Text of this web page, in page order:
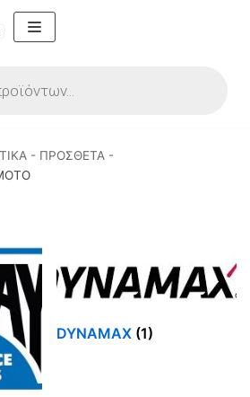
- ΧΗΜΙΚΑ
- ΠΡΟΣΘΕΤΑ -
DYNAMAX (1)